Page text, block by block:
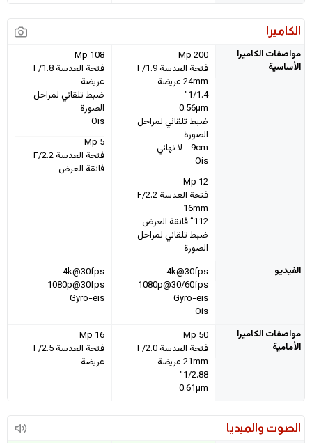
الكاميرا
مواصفات الكاميرا
الأساسية
200 Mp
فتحة العدسة F/1.9
24mm عريضة
1/1.4"
0.56µm
ضبط تلقائي لمراحل
الصورة
9cm - لا نهائي
Ois
12 Mp
فتحة العدسة F/2.2
16mm
112˚ فائقة العرض
ضبط تلقائي لمراحل
الصورة
108 Mp
فتحة العدسة F/1.8
عريضة
ضبط تلقائي لمراحل
الصورة
Ois
5 Mp
فتحة العدسة F/2.2
فائقة العرض
الفيديو
4k@30fps
1080p@30/60fps
Gyro-eis
Ois
4k@30fps
1080p@30fps
Gyro-eis
مواصفات الكاميرا
الأمامية
50 Mp
فتحة العدسة F/2.0
21mm عريضة
1/2.88"
0.61µm
16 Mp
فتحة العدسة F/2.5
عريضة
الصوت والميديا